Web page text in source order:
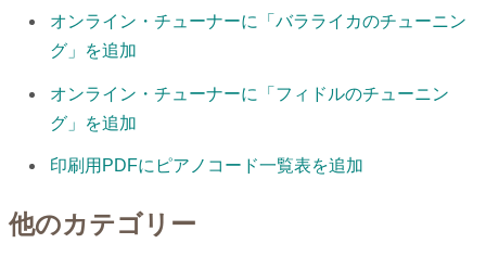
オンライン・チューナーに「バラライカのチューニン
グ」を追加
オンライン・チューナーに「フィドルのチューニン
グ」を追加
印刷用PDFにピアノコード一覧表を追加
他のカテゴリー